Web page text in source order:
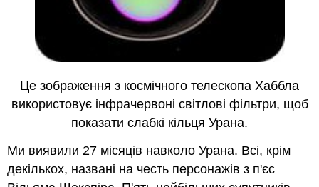
Це зображення з космічного телескопа Хаббла
використовує інфрачервоні світлові фільтри, щоб
показати слабкі кільця Урана.
Ми виявили 27 місяців навколо Урана. Всі, крім
декількох, названі на честь персонажів з п'єс